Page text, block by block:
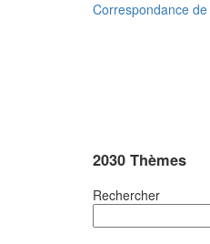
Correspondance de
2030 Thèmes
Rechercher